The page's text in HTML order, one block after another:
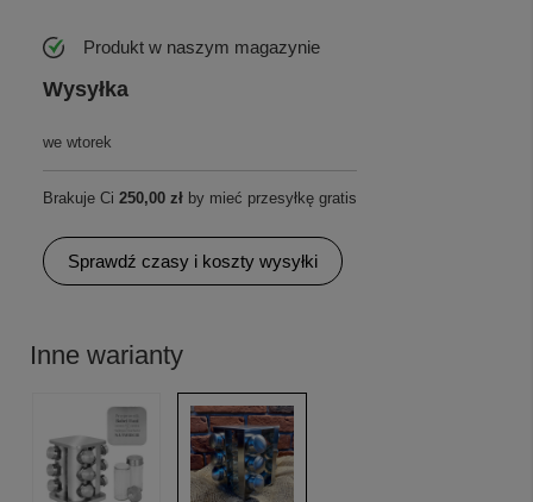
Produkt w naszym magazynie
Wysyłka
we wtorek
Brakuje Ci 250,00 zł by mieć przesyłkę gratis
Sprawdź czasy i koszty wysyłki
Inne warianty